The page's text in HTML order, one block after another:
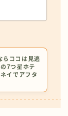
らココは見逃
7つ星ホテ
イでアフタ